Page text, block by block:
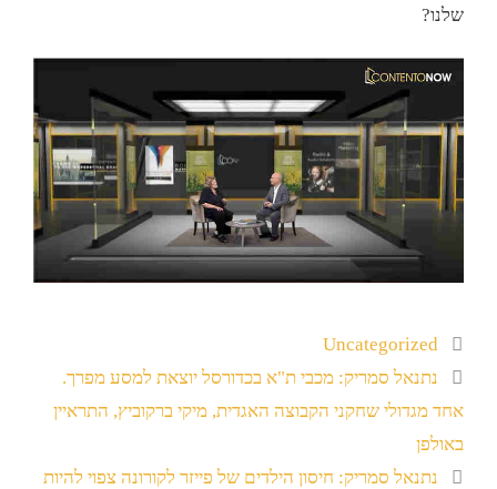
שלנו?
Uncategorized
נתנאל סמריק: מכבי ת"א בכדורסל יוצאת למסע מפרך.
אחד מגדולי שחקני הקבוצה האגדית, מיקי ברקוביץ, התראיין
באולפן
נתנאל סמריק: חיסון הילדים של פייזר לקורונה צפוי להיות